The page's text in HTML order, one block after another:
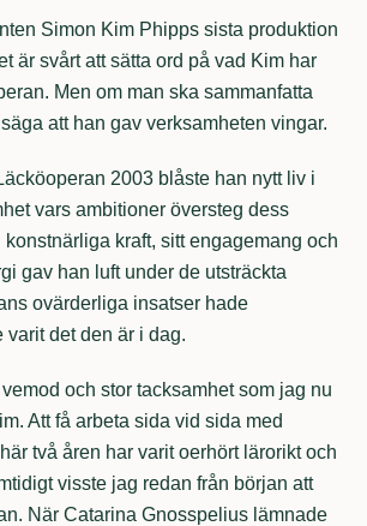
Simon Kim Phipps sista produktion
är svårt att sätta ord på vad Kim har
Men om man ska sammanfatta
att han gav verksamheten vingar.
2003 blåste han nytt liv i
vars ambitioner översteg dess
konstnärliga kraft, sitt engagemang och
gav han luft under de utsträckta
ovärderliga insatser hade
varit det den är i dag.
och stor tacksamhet som jag nu
Att få arbeta sida vid sida med
två åren har varit oerhört lärorikt och
visste jag redan från början att
När Catarina Gnosspelius lämnade